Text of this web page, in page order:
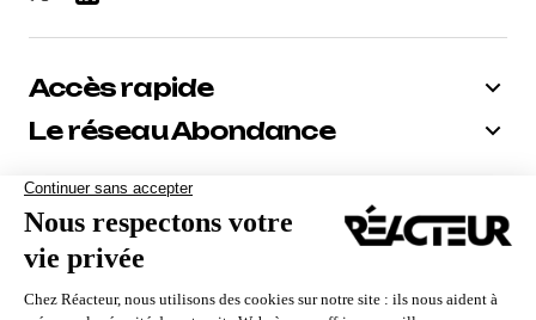
Accès rapide
Le réseau Abondance
Bénéficiez de -10% sur tous nos
abonnements
Recevoir le code